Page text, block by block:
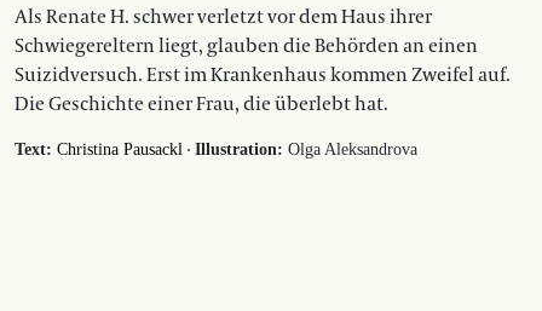
Als Renate H. schwer verletzt vor dem Haus ihrer
Schwiegereltern liegt, glauben die Behörden an einen
Suizidversuch. Erst im Krankenhaus kommen Zweifel auf.
Die Geschichte einer Frau, die überlebt hat.
Text: Christina Pausackl · Illustration: Olga Aleksandrova